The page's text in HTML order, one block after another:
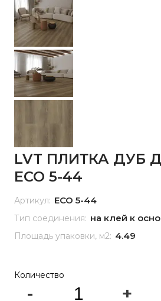
LVT ПЛИТКА ДУБ
ЕСО 5-44
Артикул: ЕСО 5-44
Тип соединения: на клей к
Площадь упаковки, м2: 4.49
Количество
- +